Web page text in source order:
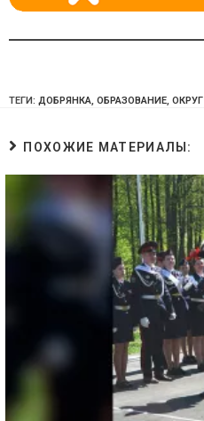
ТЕГИ: ДОБРЯНКА, ОБРАЗОВАНИЕ, ОКРУГ
ПОХОЖИЕ МАТЕРИАЛЫ: